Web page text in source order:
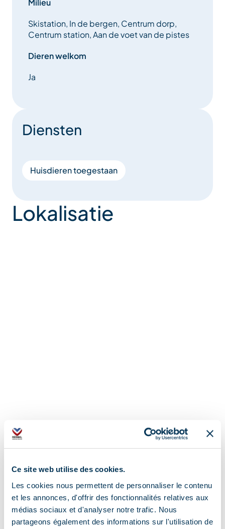
Ce site web utilise des cookies.
Les cookies nous permettent de personnaliser le contenu
et les annonces, d'offrir des fonctionnalités relatives aux
médias sociaux et d'analyser notre trafic. Nous
partageons également des informations sur l'utilisation de
Milieu
Skistation, In de bergen, Centrum dorp,
Centrum station, Aan de voet van de pistes
Dieren welkom
Ja
Diensten
Huisdieren toegestaan
Lokalisatie
Adres
99 IMPASSE DU CHENAVIER, 73550 Les Allues